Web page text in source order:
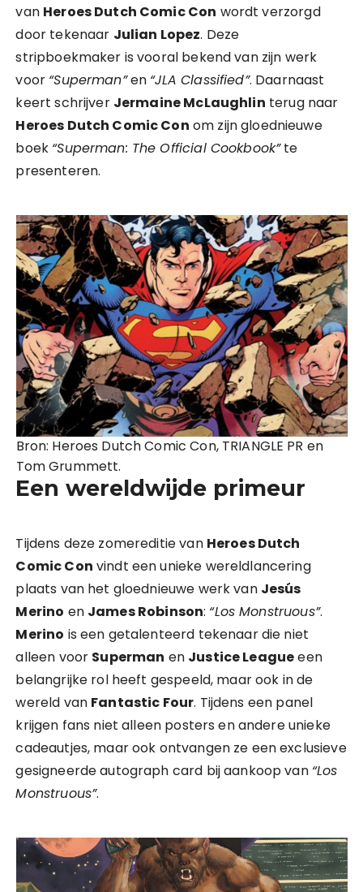
van Heroes Dutch Comic Con wordt verzorgd
door tekenaar Julian Lopez. Deze
stripboekmaker is vooral bekend van zijn werk
voor “Superman”en “JLA Classified”. Daarnaast
keert schrijver Jermaine McLaughlin terug naar
Heroes Dutch Comic Con om zijn gloednieuwe
boek “Superman: The Official Cookbook”te
presenteren.
Bron: Heroes Dutch Comic Con, TRIANGLE PR en
Tom Grummett.
Een wereldwijde primeur
Tijdens deze zomereditie van Heroes Dutch
Comic Con vindt een unieke wereldlancering
plaats van het gloednieuwe werk van Jesús
Merino en James Robinson: “Los Monstruous”.
Merino is een getalenteerd tekenaar die niet
alleen voor Superman en Justice Leagueeen
belangrijke rol heeft gespeeld, maar ook in de
wereld van Fantastic Four. Tijdens een panel
krijgen fans niet alleen posters en andere unieke
cadeautjes, maar ook ontvangen ze een exclusieve
gesigneerde autograph card bij aankoop van “Los
Monstruous”.